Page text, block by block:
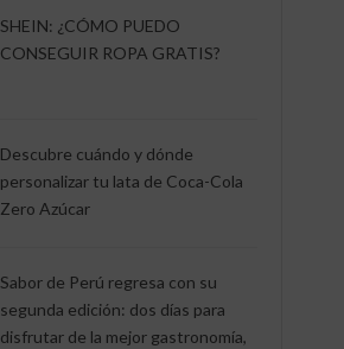
SHEIN: ¿CÓMO PUEDO
CONSEGUIR ROPA GRATIS?
Descubre cuándo y dónde
personalizar tu lata de Coca-Cola
Zero Azúcar
Sabor de Perú regresa con su
segunda edición: dos días para
disfrutar de la mejor gastronomía,